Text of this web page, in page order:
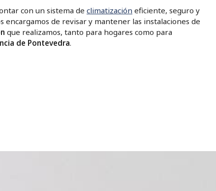
con un sistema de climatización eficiente, seguro y
de revisar y mantener las instalaciones de
que realizamos, tanto para hogares como para
de Pontevedra.